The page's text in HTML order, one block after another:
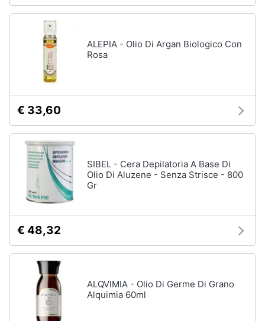
ALEPIA - Olio Di Argan Biologico Con
Rosa
€ 33,60
SIBEL - Cera Depilatoria A Base Di
Olio Di Aluzene - Senza Strisce - 800
Gr
€ 48,32
ALQVIMIA - Olio Di Germe Di Grano
Alquimia 60ml